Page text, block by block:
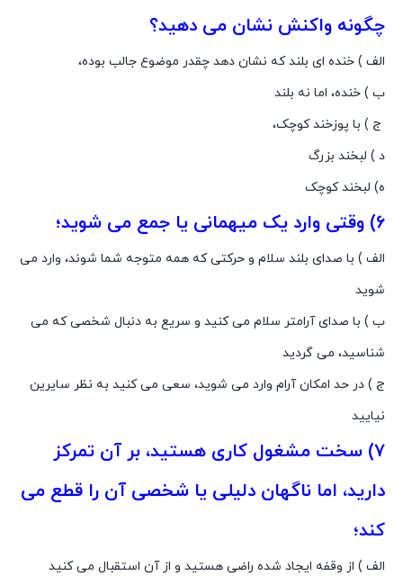
چگونه واکنش نشان مى دهید؟
الف ) خنده اى بلند که نشان دهد چقدر موضوع جالب بوده،
ب ) خنده، اما نه بلند
ج ) با پوزخند کوچک،
د ) لبخند بزرگ
ه) لبخند کوچک
۶) وقتى وارد یک میهمانى یا جمع مى شوید؛
الف ) با صداى بلند سلام و حرکتى که همه متوجه شما شوند، وارد مى
شوید
ب ) با صداى آرامتر سلام مى کنید و سریع به دنبال شخصى که مى
شناسید، مى گردید
ج ) در حد امکان آرام وارد مى شوید، سعى مى کنید به نظر سایرین
نیایید
۷) سخت مشغول کارى هستید، بر آن تمرکز
دارید، اما ناگهان دلیلى یا شخصى آن را قطع مى
کند؛
الف ) از وقفه ایجاد شده راضى هستید و از آن استقبال مى کنید